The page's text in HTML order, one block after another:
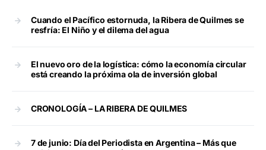
Cuando el Pacífico estornuda, la Ribera de Quilmes se
resfría: El Niño y el dilema del agua
El nuevo oro de la logística: cómo la economía circular
está creando la próxima ola de inversión global
CRONOLOGÍA – LA RIBERA DE QUILMES
7 de junio: Día del Periodista en Argentina – Más que